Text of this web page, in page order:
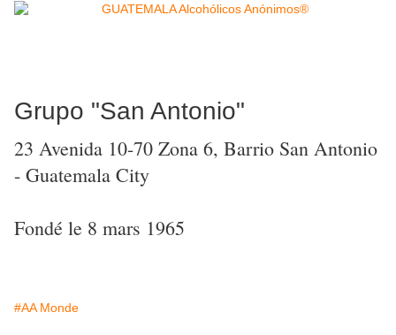
Grupo "San Antonio"
23 Avenida 10-70 Zona 6, Barrio San Antonio
- Guatemala City
Fondé le 8 mars 1965
#AA Monde